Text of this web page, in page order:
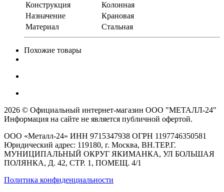
Конструкция
Колонная
Назначение
Крановая
Материал
Стальная
Похожие товары
2026 © Официальный интернет-магазин ООО "МЕТАЛЛ-24"
Информация на сайте не является публичной офертой.
ООО «Металл-24» ИНН 9715347938 ОГРН 1197746350581
Юридический адрес: 119180, г. Москва, ВН.ТЕР.Г.
МУНИЦИПАЛЬНЫЙ ОКРУГ ЯКИМАНКА, УЛ БОЛЬШАЯ
ПОЛЯНКА, Д. 42, СТР. 1, ПОМЕЩ. 4/1
Политика конфиденциальности